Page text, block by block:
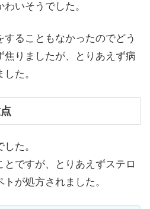
いそうでした。
ることもなかったのでどう
焦りましたが、とりあえず病
た。
た。
ですが、とりあえずステロ
が処方されました。